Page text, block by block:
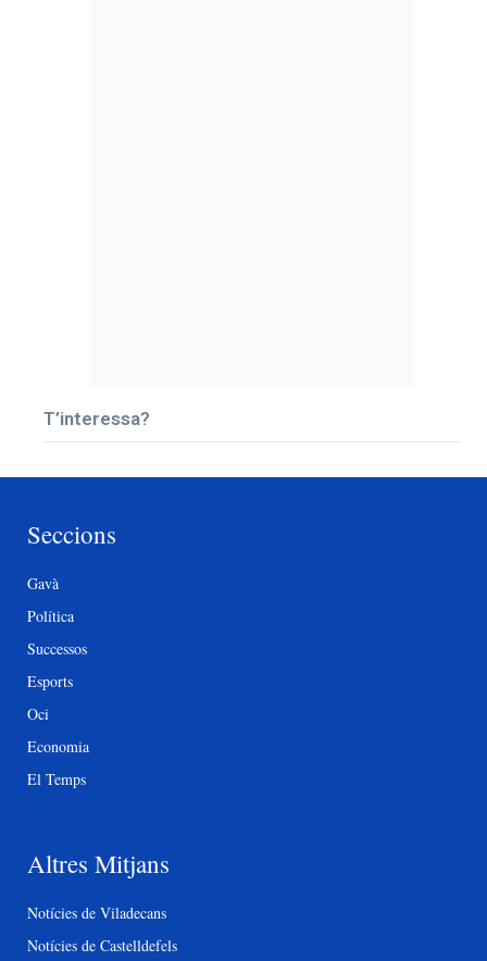
T’interessa?
Seccions
Gavà
Política
Successos
Esports
Oci
Economia
El Temps
Altres Mitjans
Notícies de Viladecans
Notícies de Castelldefels